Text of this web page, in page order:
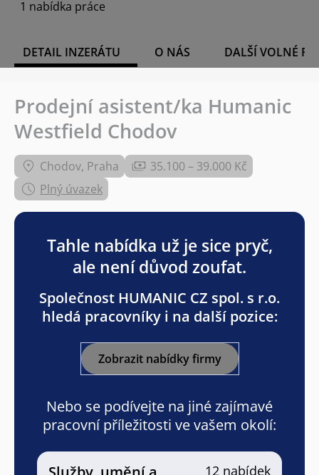
1 nabídka práce
DETAIL INZERÁTU O NÁS DALŠÍ VOLNÉ
Prodejní asistent/ka Humanic
Westfield Chodov
Chodov, Praha
35.100 – 39.000 Kč
Plný úvazek
Tahle nabídka už je sice pryč,
ale není důvod zoufat.
Společnost HUMANIC CZ spol. s r.o.
hledá pracovníky i na další pozice:
Zobrazit nabídky firmy
Nebo se podívejte na jiné zajímavé
pracovní příležitosti ve vašem okolí:
12 nabídek